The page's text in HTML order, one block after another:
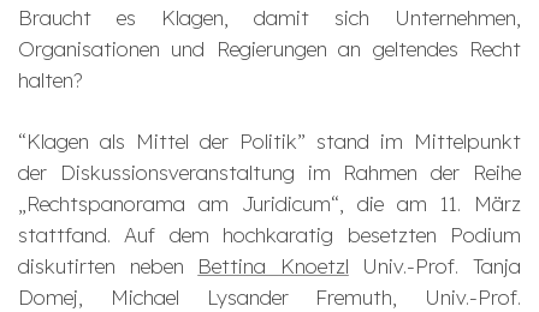
Braucht es Klagen, damit sich Unternehmen,
Organisationen und Regierungen an geltendes Recht
halten?
“Klagen als Mittel der Politik” stand im Mittelpunkt
der Diskussionsveranstaltung im Rahmen der Reihe
„Rechtspanorama am Juridicum“, die am 11. März
stattfand. Auf dem hochkaratig besetzten Podium
diskutirten neben Bettina Knoetzl Univ.-Prof. Tanja
Domej, Michael Lysander Fremuth, Univ.-Prof.